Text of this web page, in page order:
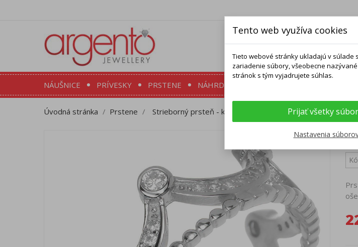
NÁUŠNICE PRÍVESKY PRSTENE NÁHRDELNÍKY
Úvodná stránka Prstene Strieborný prsteň - korunka, číre okrúhle zirkóny
Tento web využíva cookies
Tieto webové stránky ukladajú v súlade
zariadenie súbory, všeobecne
stránok s tým vyjadrujete súhlas.
Prijať všetky
Nastavenia